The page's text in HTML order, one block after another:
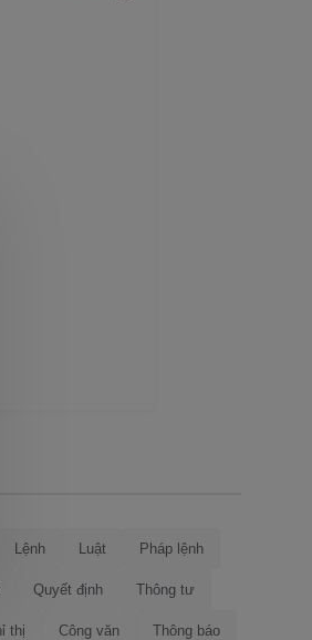
Lệnh Luật Pháp lệnh
Quyết định Thông tư
thị Công văn Thông báo